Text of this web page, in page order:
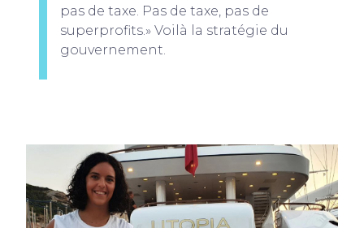
pas de taxe. Pas de taxe, pas de
superprofits.» Voilà la stratégie du
gouvernement.